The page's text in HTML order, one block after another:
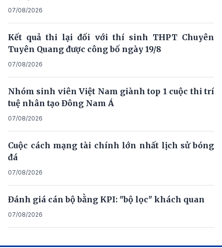
07/08/2026
Kết quả thi lại đối với thí sinh THPT Chuyên
Tuyên Quang được công bố ngày 19/8
07/08/2026
Nhóm sinh viên Việt Nam giành top 1 cuộc thi trí
tuệ nhân tạo Đông Nam Á
07/08/2026
Cuộc cách mạng tài chính lớn nhất lịch sử bóng
đá
07/08/2026
Đánh giá cán bộ bằng KPI: "bộ lọc" khách quan
07/08/2026